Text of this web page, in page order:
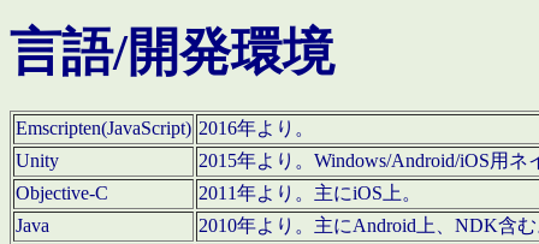
言語/開発環境
Emscripten(JavaScript) 2016年より。
Unity
2015年より。Windows/Android/iOS用
Objective-C
2011年より。主にiOS上。
Java
2010年より。主にAndroid上、NDK含